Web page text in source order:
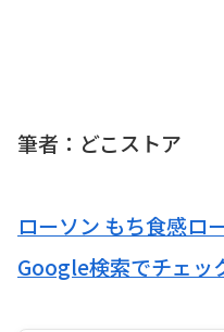
筆者：どこストア
ローソン もち食感ロ
Google検索でチェッ